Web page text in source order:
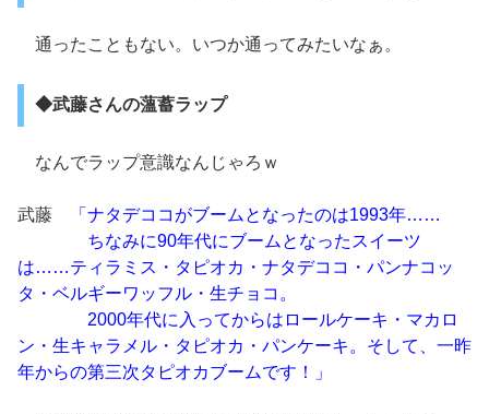
通ったこともない。いつか通ってみたいなぁ。
◆武藤さんの薀蓄ラップ
なんでラップ意識なんじゃろｗ
武藤
「ナタデココがブームとなったのは1993年……
ちなみに90年代にブームとなったスイーツ
は……ティラミス・タピオカ・ナタデココ・パンナコッ
タ・ベルギーワッフル・生チョコ。
2000年代に入ってからはロールケーキ・マカロ
ン・生キャラメル・タピオカ・パンケーキ。そして、一昨
年からの第三次タピオカブームです！」